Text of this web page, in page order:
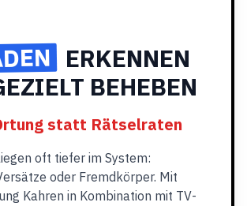
ERKENNEN
BEHEBEN
statt Rätselraten
oft tiefer im System:
oder Fremdkörper. Mit
Kahren in Kombination mit TV-